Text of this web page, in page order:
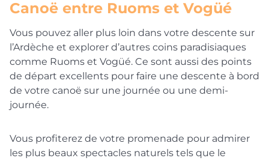
Canoë entre Ruoms et Vogüé
Vous pouvez aller plus loin dans votre descente sur
l’Ardèche et explorer d’autres coins paradisiaques
comme Ruoms et Vogüé. Ce sont aussi des points
de départ excellents pour faire une descente à bord
de votre canoë sur une journée ou une demi-
journée.
Vous profiterez de votre promenade pour admirer
les plus beaux spectacles naturels tels que le